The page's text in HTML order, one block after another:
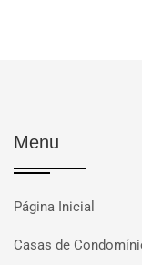
Menu
Página Inicial
Casas de